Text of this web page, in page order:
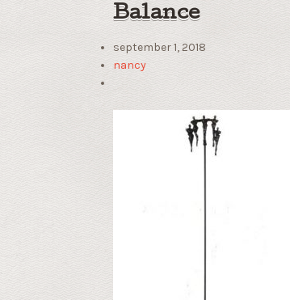
Balance
september 1, 2018
nancy